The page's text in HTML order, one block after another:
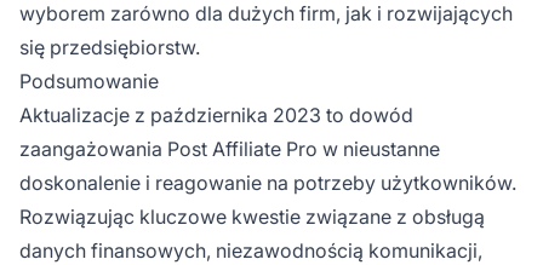
wyborem zarówno dla dużych firm, jak i rozwijających
się przedsiębiorstw.
Podsumowanie
Aktualizacje z października 2023 to dowód
zaangażowania Post Affiliate Pro w nieustanne
doskonalenie i reagowanie na potrzeby użytkowników.
Rozwiązując kluczowe kwestie związane z obsługą
danych finansowych, niezawodnością komunikacji,